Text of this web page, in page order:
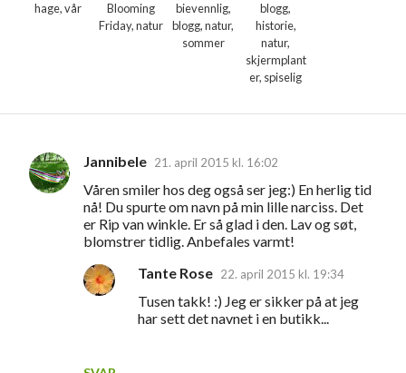
hage, vår
Blooming
Friday, natur
bievennlig,
blogg, natur,
sommer
blogg,
historie,
natur,
skjermplant
er, spiselig
K
Jannibele 21. april 2015 kl. 16:02
Våren smiler hos deg også ser jeg:) En herlig tid
nå! Du spurte om navn på min lille narciss. Det
er Rip van winkle. Er så glad i den. Lav og søt,
blomstrer tidlig. Anbefales varmt!
Tante Rose 22. april 2015 kl. 19:34
Tusen takk! :) Jeg er sikker på at jeg
har sett det navnet i en butikk...